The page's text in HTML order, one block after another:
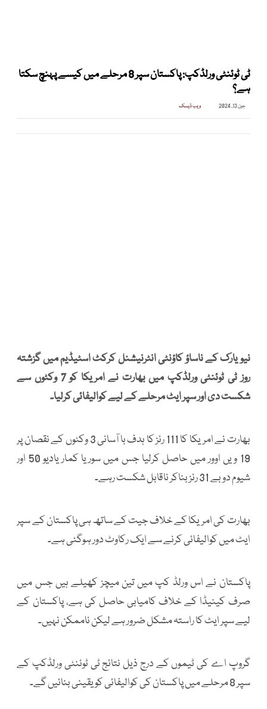
ٹی ٹوئنٹی ورلڈکپ: پاکستان سپر 8 مرحلے میں کیسے پہنچ سکتا
ہے؟
جون 13, 2024 ویب ڈیسک
نیو یارک کے ناساؤ کاؤنٹی انٹرنیشنل کرکٹ اسٹیڈیم میں گزشتہ
روز ٹی ٹوئنٹی ورلڈکپ میں بھارت نے امریکا کو 7 وکٹوں سے
شکست دی اور سپر ایٹ مرحلے کے لیے کوالیفائی کرلیا۔
بھارت نے امریکا کا 111 رنز کا ہدف با آسانی 3 وکٹوں کے نقصان پر
19 ویں اوور میں حاصل کرلیا جس میں سوریا کمار یادیو 50 اور
شیوم دوبے 31 رنز بناکر ناقابل شکست رہے۔
بھارت کی امریکا کے خلاف جیت کے ساتھ ہی پاکستان کے سپر
ایٹ میں کوالیفائی کرنے سے ایک رکاوٹ دور ہوگئی ہے۔
پاکستان نے اس ورلڈ کپ میں تین میچز کھیلے ہیں جس میں
صرف کینیڈا کے خلاف کامیابی حاصل کی ہے، پاکستان کے
لیے سپر ایٹ کا راستہ مشکل ضرور ہے لیکن ناممکن نہیں۔
گروپ اے کی ٹیموں کے درج ذیل نتائج ٹی ٹوئنٹی ورلڈکپ کے
سپر 8 مرحلے میں پاکستان کی کوالیفائی کو یقینی بنائیں گے۔